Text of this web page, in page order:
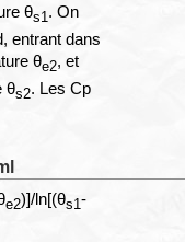
θs1. On
entrant dans
θe2, et
θs2. Les Cp
e2)]/ln[(θs1-